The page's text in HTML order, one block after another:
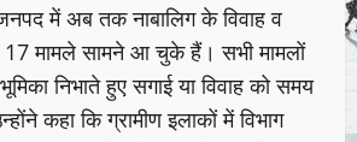
में अब तक नाबालिग के विवाह व
मामले सामने आ चुके हैं। सभी मामलों
निभाते हुए सगाई या विवाह को समय
कहा कि ग्रामीण इलाकों में विभाग